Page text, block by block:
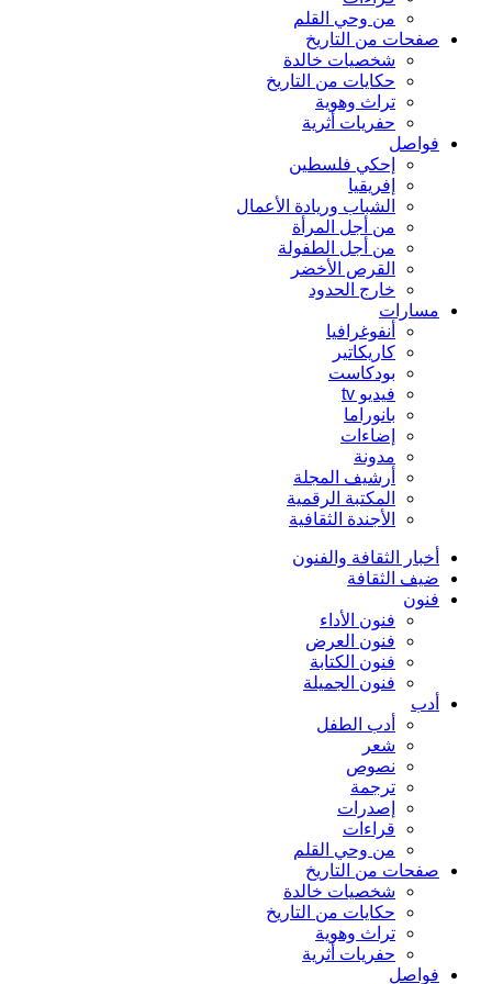
من وحي القلم
صفحات من التاريخ
شخصيات خالدة
حكايات من التاريخ
تراث وهوية
حفريات أثرية
فواصل
إحكي فلسطين
إفريقيا
الشباب وريادة الأعمال
من أجل المرأة
من أجل الطفولة
القرص الأخضر
خارج الحدود
مسارات
أنفوغرافيا
كاريكاتير
بودكاست
فيديو tv
بانوراما
إضاءات
مدونة
أرشيف المجلة
المكتبة الرقمية
الأجندة الثقافية
أخبار الثقافة والفنون
ضيف الثقافة
فنون
فنون الأداء
فنون العرض
فنون الكتابة
فنون الجميلة
أدب
أدب الطفل
شعر
نصوص
ترجمة
إصدرات
قراءات
من وحي القلم
صفحات من التاريخ
شخصيات خالدة
حكايات من التاريخ
تراث وهوية
حفريات أثرية
فواصل